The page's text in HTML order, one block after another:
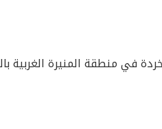
في منطقة المنيرة الغربية